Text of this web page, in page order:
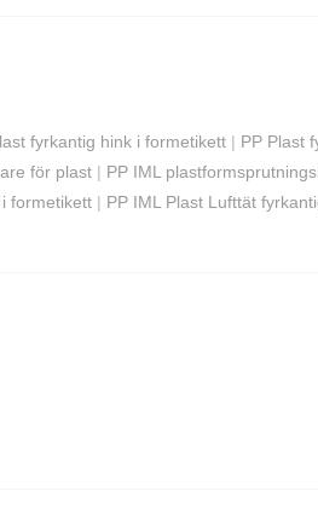
fyrkantig hink i formetikett | PP Plast
för plast | PP IML
formetikett | PP IML Plast Lufttät